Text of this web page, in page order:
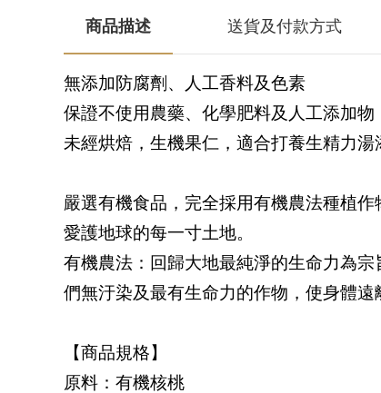
商品描述 送貨及付款方式
無添加防腐劑、人工香料及色素
保證不使用農藥、化學肥料及人工添加物
未經烘焙，生機果仁，適合打養生精力湯
嚴選有機食品，完全採用有機農法種植
愛護地球的每一寸土地。
有機農法：回歸大地最純淨的生命力為
們無汙染及最有生命力的作物，使身體遠
【商品規格】
原料：有機核桃